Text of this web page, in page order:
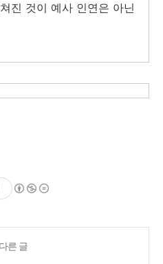
진 것이 예사 인연은 아닌
른 글